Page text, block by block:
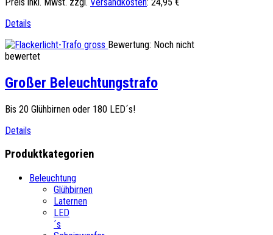
Details
Bewertung: Noch nicht
bewertet
Großer Beleuchtungstrafo
Bis 20 Glühbirnen oder 180 LED´s!
Details
Produktkategorien
Beleuchtung
Glühbirnen
Laternen
LED
´s